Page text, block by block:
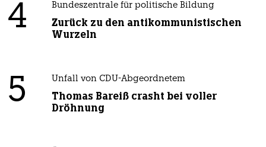
4 Bundeszentrale für politische Bildung
Zurück zu den antikommunistischen
Wurzeln
5 Unfall von CDU-Abgeordnetem
Thomas Bareiß crasht bei voller
Dröhnung